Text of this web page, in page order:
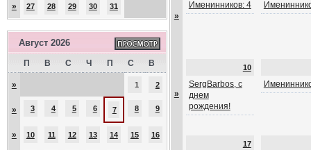
» 27 28 29 30 31
Август 2026
П В С Ч П С В
» 1 2
» 3 4 5 6 7 8 9
» 10 11 12 13 14 15 16
»
Именинников: 4
»
10
SergBarbos, с
днем
рождения!
17